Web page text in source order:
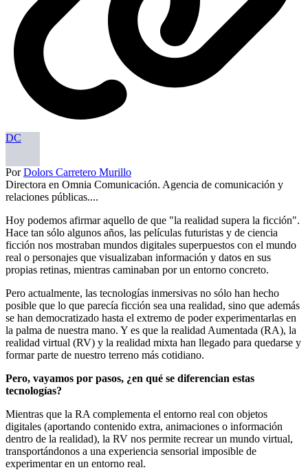
DC
PorDolors Carretero Murillo
Directora en Omnia Comunicación. Agencia de comunicación y
relaciones públicas....
Hoy podemos afirmar aquello de que "la realidad supera la ficción".
Hace tan sólo algunos años, las películas futuristas y de ciencia
ficción nos mostraban mundos digitales superpuestos con el mundo
real o personajes que visualizaban información y datos en sus
propias retinas, mientras caminaban por un entorno concreto.
Pero actualmente, las tecnologías inmersivas no sólo han hecho
posible que lo que parecía ficción sea una realidad, sino que además
se han democratizado hasta el extremo de poder experimentarlas en
la palma de nuestra mano. Y es que la realidad Aumentada (RA), la
realidad virtual (RV) y la realidad mixta han llegado para quedarse y
formar parte de nuestro terreno más cotidiano.
Pero, vayamos por pasos, ¿en qué se diferencian estas
tecnologías?
Mientras que la RA complementa el entorno real con objetos
digitales (aportando contenido extra, animaciones o información
dentro de la realidad), la RV nos permite recrear un mundo virtual,
transportándonos a una experiencia sensorial imposible de
experimentar en un entorno real.